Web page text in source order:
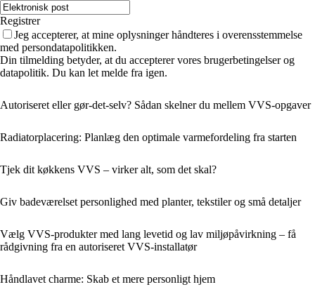
Registrer
Jeg accepterer, at mine oplysninger håndteres i overensstemmelse
med persondatapolitikken.
Din tilmelding betyder, at du accepterer vores brugerbetingelser og
datapolitik. Du kan let melde fra igen.
Autoriseret eller gør-det-selv? Sådan skelner du mellem VVS-opgaver
Radiatorplacering: Planlæg den optimale varmefordeling fra starten
Tjek dit køkkens VVS – virker alt, som det skal?
Giv badeværelset personlighed med planter, tekstiler og små detaljer
Vælg VVS-produkter med lang levetid og lav miljøpåvirkning – få
rådgivning fra en autoriseret VVS-installatør
Håndlavet charme: Skab et mere personligt hjem